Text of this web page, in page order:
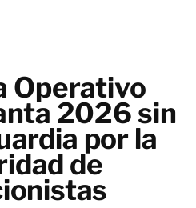
Operativo
2026 sin
por la
de